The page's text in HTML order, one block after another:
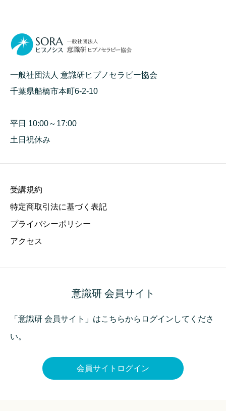
一般社団法人 意識研ヒプノセラピー協会
千葉県船橋市本町6-2-10
平日 10:00～17:00
土日祝休み
受講規約
特定商取引法に基づく表記
プライバシーポリシー
アクセス
意識研 会員サイト
「意識研 会員サイト」はこちらからログインしてくださ
い。
会員サイトログイン